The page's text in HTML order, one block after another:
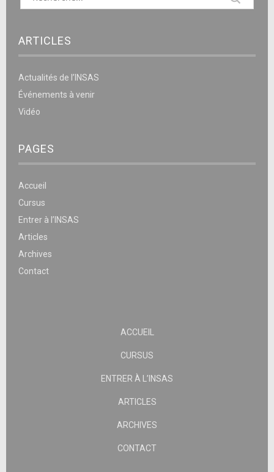
ARTICLES
Actualités de l’INSAS
Événements à venir
Vidéo
PAGES
Accueil
Cursus
Entrer à l’INSAS
Articles
Archives
Contact
ACCUEIL
CURSUS
ENTRER À L’INSAS
ARTICLES
ARCHIVES
CONTACT